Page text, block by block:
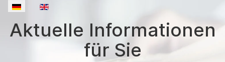
Sprache auswählen
Aktuelle Informationen
für Sie